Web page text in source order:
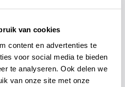
van cookies
content en advertenties te
voor social media te bieden
te analyseren. Ook delen we
van onze site met onze
4.7/5 op